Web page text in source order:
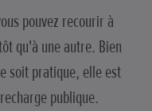
pouvez recourir à
qu'à une autre. Bien
soit pratique, elle est
publique.